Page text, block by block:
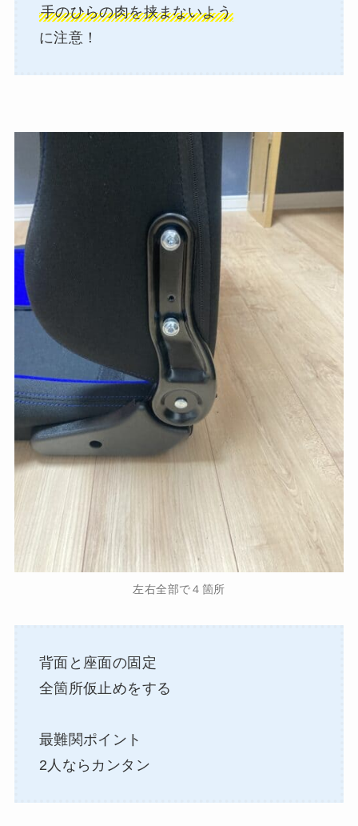
手のひらの肉を挟まないよう
に注意！
左右全部で４箇所
背面と座面の固定
全箇所仮止めをする
最難関ポイント
2人ならカンタン